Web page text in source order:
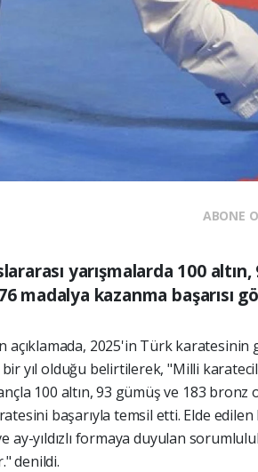
ABONE
yarışmalarda 100
madalya kazanma başarısı
açıklamada, 2025'in Türk karatesinin
yıl olduğu belirtilerek, "Milli
100 altın, 93 gümüş ve 183 bronz
başarıyla temsil etti. Elde edilen
ay-yıldızlı formaya duyulan
denildi.